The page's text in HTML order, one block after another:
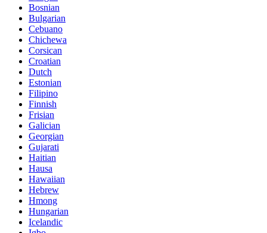
Bosnian
Bulgarian
Cebuano
Chichewa
Corsican
Croatian
Dutch
Estonian
Filipino
Finnish
Frisian
Galician
Georgian
Gujarati
Haitian
Hausa
Hawaiian
Hebrew
Hmong
Hungarian
Icelandic